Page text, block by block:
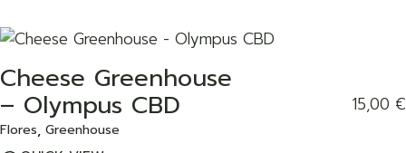
ADD TO WISHLIST
Cheese Greenhouse
– Olympus CBD
Flores Greenhouse
15,00 €